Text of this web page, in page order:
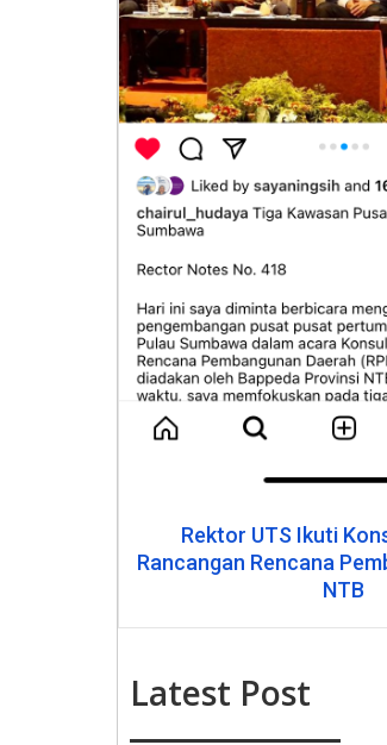
Rektor UTS Ikuti
Rancangan Rencana
NTB
Latest Post